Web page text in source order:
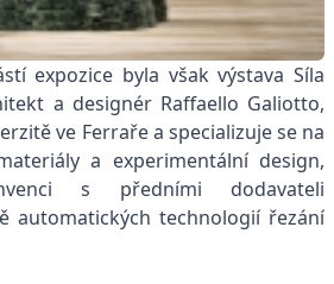
expozice byla však výstava Síla
a designér Raffaello Galiotto,
ve Ferraře a specializuje se na
a experimentální design,
s předními dodavateli
automatických technologií řezání